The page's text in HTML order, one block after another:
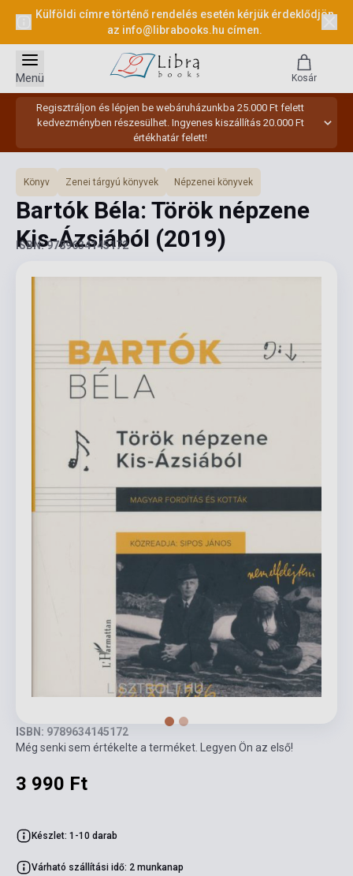
Külföldi címre történő rendelés esetén kérjük érdeklődjön
az info@librabooks.hu címen.
Regisztráljon és lépjen be webáruházunkba 25.000 Ft felett
kedvezményben részesülhet. Ingyenes kiszállítás 20.000 Ft
értékhatár felett!
Menü Kosár
Könyv Zenei tárgyú könyvek Népzenei könyvek
Bartók Béla: Török népzene
Kis-Ázsiából (2019)
ISBN: 9789634145172
ISBN: 9789634145172
Még senki sem értékelte a terméket. Legyen Ön az első!
3 990 Ft
Készlet: 1-10 darab
Várható szállítási idő: 2 munkanap